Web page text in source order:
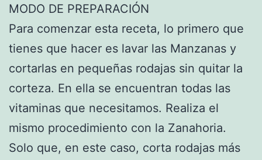
MODO DE PREPARACIÓN
Para comenzar esta receta, lo primero que
tienes que hacer es lavar las Manzanas y
cortarlas en pequeñas rodajas sin quitar la
corteza. En ella se encuentran todas las
vitaminas que necesitamos. Realiza el
mismo procedimiento con la Zanahoria.
Solo que, en este caso, corta rodajas más